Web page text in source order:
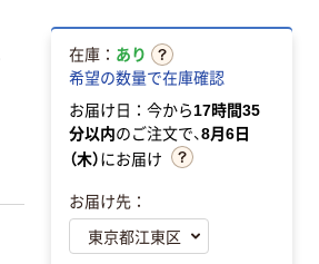
在庫： あり
希望の数量で在庫確認
お届け日：今から17時間35
分以内のご注文で、8月6日
（木）にお届け
お届け先：